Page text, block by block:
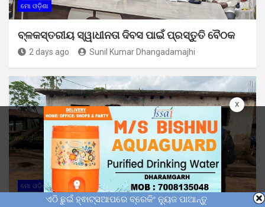
x
ମୋ ଓଡ଼ିଶା
ବ୍ଳକସ୍ତରୀୟ ସ୍ୱାଧୀନତା ଦିବସ ପାଇଁ ପ୍ରସ୍ତୁତି ବୈଠକ
2 days ago Sunil Kumar Dhangadamajhi
ମୋ ଓଡ଼ିଶା
ଏଠି ଛୁଇଁ ହ୍ଵାଟ୍ସଆପରେ ବ୍ରେକିଂ ନ୍ୟୁଜ ପାଆନ୍ତୁ